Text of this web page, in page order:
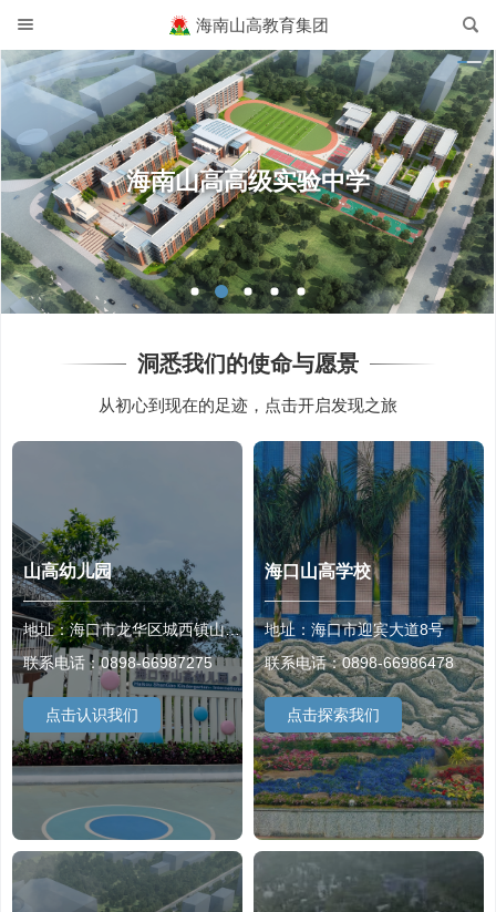
海南山高教育集团
海南山高高级实验中学
洞悉我们的使命与愿景
从初心到现在的足迹，点击开启发现之旅
山高幼儿园
地址：海口市龙华区城西镇山高村170号
联系电话：0898-66987275
点击认识我们
海口山高学校
地址：海口市迎宾大道8号
联系电话：0898-66986478
点击探索我们